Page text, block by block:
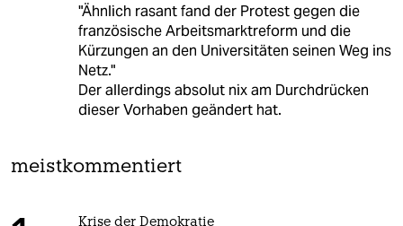
"Ähnlich rasant fand der Protest gegen die
französische Arbeitsmarktreform und die
Kürzungen an den Universitäten seinen Weg ins
Netz."
Der allerdings absolut nix am Durchdrücken
dieser Vorhaben geändert hat.
meistkommentiert
Krise der Demokratie